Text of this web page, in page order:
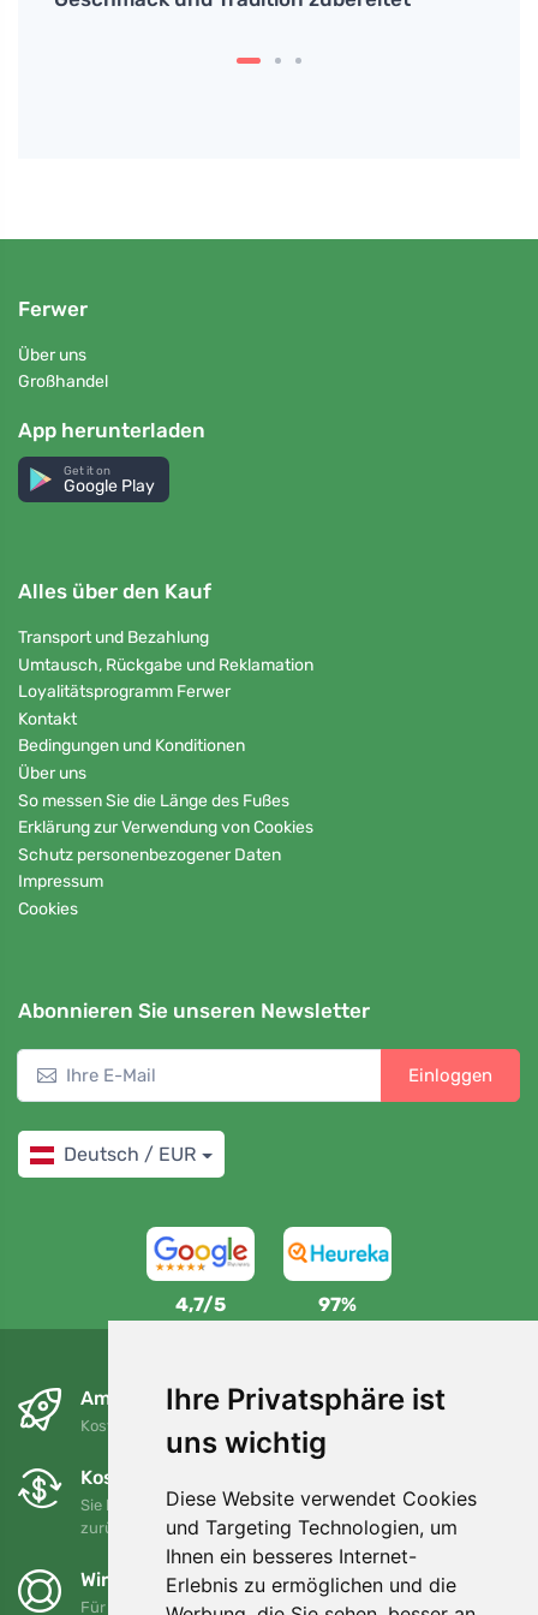
Ihre Privatsphäre ist
uns wichtig
Diese Website verwendet Cookies
und Targeting Technologien, um
Ihnen ein besseres Internet-
Erlebnis zu ermöglichen und die
Ferwer
Über uns
Großhandel
App herunterladen
Get it on
Google Play
Alles über den Kauf
Transport und Bezahlung
Umtausch, Rückgabe und Reklamation
Loyalitätsprogramm Ferwer
Kontakt
Bedingungen und Konditionen
Über uns
So messen Sie die Länge des Fußes
Erklärung zur Verwendung von Cookies
Schutz personenbezogener Daten
Impressum
Cookies
Abonnieren Sie unseren Newsletter
Einloggen
Deutsch / EUR
4,7/5 97%
Am nächsten Tag und kostenlos
Kostenloser Versand für Bestellungen über 80 EUR
Kostenloser Umtausch und Rückgabe
Sie können Ihre Bestellung jederzeit innerhalb von 90 Tagen
zurückgeben oder umtauschen.
Wir unterstützen Trees.org
Für jede Bestellung pflanzen wir einen Baum! Mehr lesen